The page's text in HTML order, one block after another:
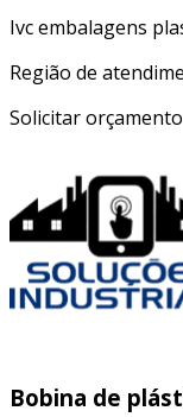
Ivc embalagens
Região de
Solicitar orçamento
Bobina de